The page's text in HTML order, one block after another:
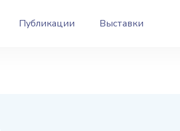
Публикации Выставки